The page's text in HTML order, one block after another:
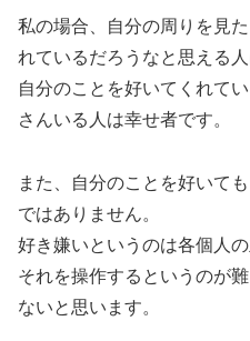
私の場合、自分の周りを見
れているだろうなと思える
自分のことを好いてくれて
さんいる人は幸せ者です。
また、自分のことを好いて
ではありません。
好き嫌いというのは各個人
それを操作するというのが
ないと思います。